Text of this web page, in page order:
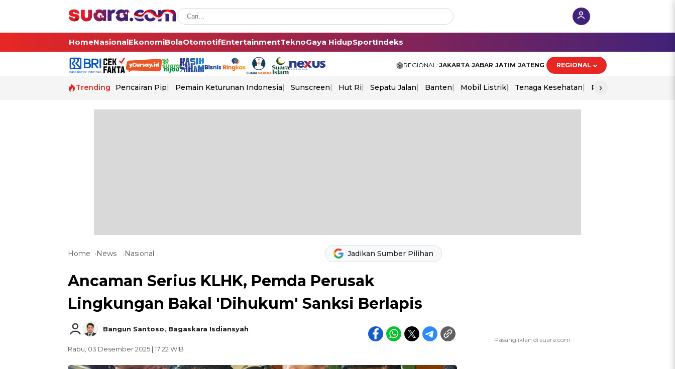
HomeNasionalEkonomiBolaOtomotifEntertainmentTeknoGaya HidupSportIndeks
REGIONAL: JAKARTA JABAR JATIM JATENG REGIONAL
Trending Pencairan Pip Pemain Keturunan Indonesia Sunscreen Hut Ri Sepatu Jalan Banten Mobil Listrik Tenaga Kesehatan Perang As-Iran
›
Home News Nasional Jadikan Sumber Pilihan
Ancaman Serius KLHK, Pemda Perusak
Lingkungan Bakal 'Dihukum' Sanksi Berlapis
Bangun Santoso, Bagaskara Isdiansyah
Rabu, 03 Desember 2025 | 17:22 WIB